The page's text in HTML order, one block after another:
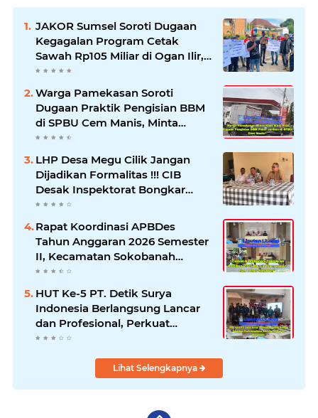
JAKOR Sumsel Soroti Dugaan
Kegagalan Program Cetak
Sawah Rp105 Miliar di Ogan Ilir,
Desak Kadis Pertanian Mundur
Warga Pamekasan Soroti
Dugaan Praktik Pengisian BBM
di SPBU Cem Manis, Minta
Klarifikasi dan Pengawasan
LHP Desa Megu Cilik Jangan
Dijadikan Formalitas !!! CIB
Desak Inspektorat Bongkar
Seluruh Fakta dan Hentikan
Dugaan Permainan Oknum
Rapat Koordinasi APBDes
Tahun Anggaran 2026 Semester
II, Kecamatan Sokobanah
Libatkan 12 Desa
HUT Ke-5 PT. Detik Surya
Indonesia Berlangsung Lancar
dan Profesional, Perkuat
Kompetensi Wartawan
Lihat Selengkapnya